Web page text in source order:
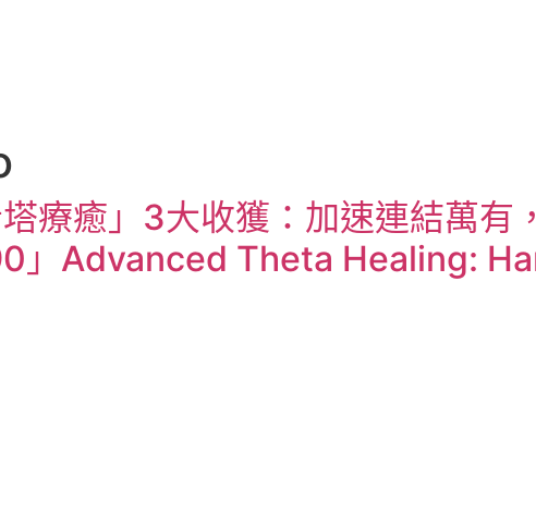
塔療癒」3大收獲：加速連結萬有
」Advanced Theta Healing: